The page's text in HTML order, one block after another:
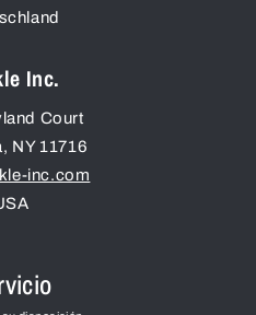
Inc.
Court
, NY 11716
inc.com